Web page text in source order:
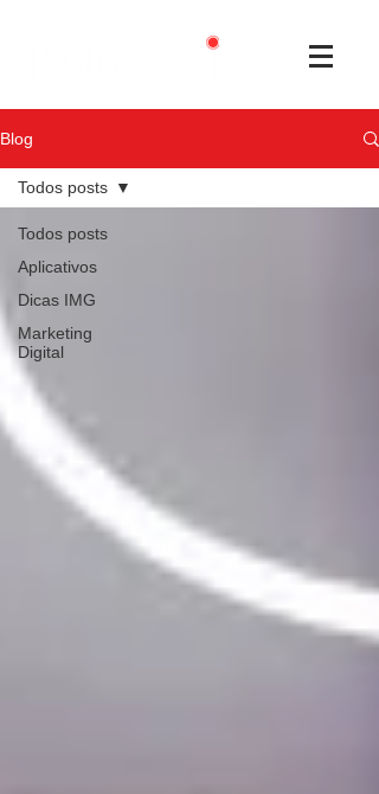
Blog
Todos posts
Aplicativos
Dicas IMG
Marketing
Digital
Todos posts